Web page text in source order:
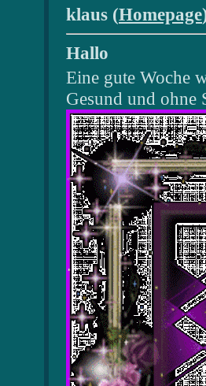
klaus (Homepage
Hallo
Eine gute Woche
Gesund und ohne